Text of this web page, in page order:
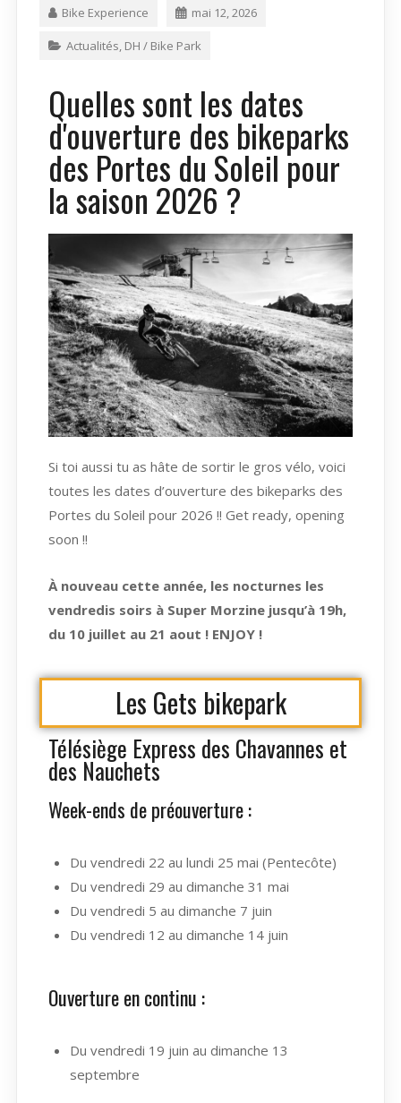
Bike Experience mai 12, 2026
Actualités, DH / Bike Park
Quelles sont les dates
d'ouverture des bikeparks
des Portes du Soleil pour
la saison 2026 ?
Si toi aussi tu as hâte de sortir le gros vélo, voici
toutes les dates d’ouverture des bikeparks des
Portes du Soleil pour 2026 !! Get ready, opening
soon !!
À nouveau cette année, les nocturnes les
vendredis soirs à Super Morzine jusqu’à 19h,
du 10 juillet au 21 aout ! ENJOY !
Les Gets bikepark
Télésiège Express des Chavannes et
des Nauchets
Week-ends de préouverture :
Du vendredi 22 au lundi 25 mai (Pentecôte)
Du vendredi 29 au dimanche 31 mai
Du vendredi 5 au dimanche 7 juin
Du vendredi 12 au dimanche 14 juin
Ouverture en continu :
Du vendredi 19 juin au dimanche 13
septembre